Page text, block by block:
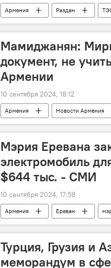
Армения Раздан
Мамиджанян:
документ, не
Армении
10 сентября 2024, 18:12
Армения Новости Армения
Мэрия Еревана
электромобиль
$644 тыс. - СМИ
10 сентября 2024, 17:58
Армения Ереван
Новости Армения
Турция, Грузия и
меморандум в